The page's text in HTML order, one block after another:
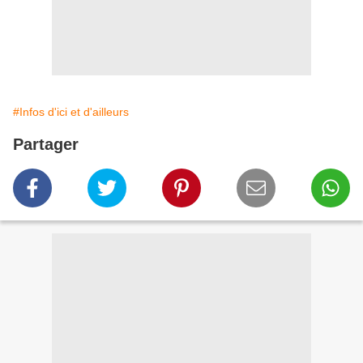
#Infos d'ici et d'ailleurs
Partager